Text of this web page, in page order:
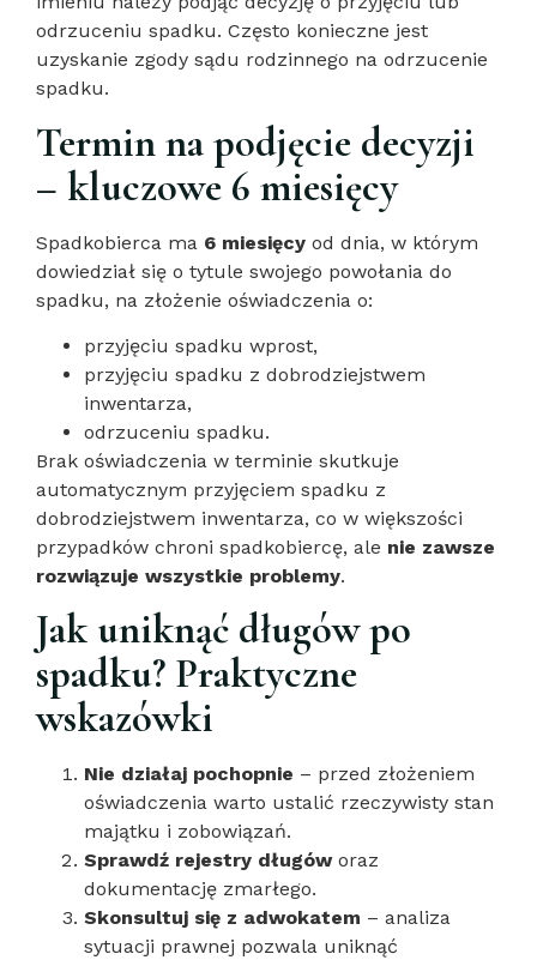
odrzuceniu spadku. Często konieczne jest
uzyskanie zgody sądu rodzinnego na odrzucenie
spadku.
Termin na podjęcie decyzji
– kluczowe 6 miesięcy
Spadkobierca ma 6 miesięcy od dnia, w którym
dowiedział się o tytule swojego powołania do
spadku, na złożenie oświadczenia o:
przyjęciu spadku wprost,
przyjęciu spadku z dobrodziejstwem
inwentarza,
odrzuceniu spadku.
Brak oświadczenia w terminie skutkuje
automatycznym przyjęciem spadku z
dobrodziejstwem inwentarza, co w większości
przypadków chroni spadkobiercę, ale nie zawsze
rozwiązuje wszystkie problemy.
Jak uniknąć długów po
spadku? Praktyczne
wskazówki
Nie działaj pochopnie – przed złożeniem
oświadczenia warto ustalić rzeczywisty stan
majątku i zobowiązań.
Sprawdź rejestry długóworaz
dokumentację zmarłego.
Skonsultuj się z adwokatem – analiza
sytuacji prawnej pozwala uniknąć